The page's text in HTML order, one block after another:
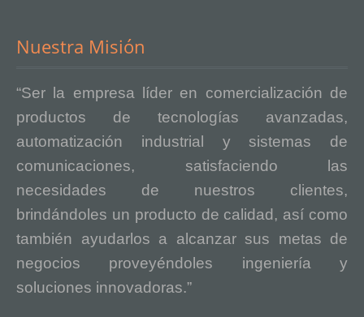
Nuestra Misión
“Ser la empresa líder en comercialización de
productos de tecnologías avanzadas,
automatización industrial y sistemas de
comunicaciones, satisfaciendo las
necesidades de nuestros clientes,
brindándoles un producto de calidad, así como
también ayudarlos a alcanzar sus metas de
negocios proveyéndoles ingeniería y
soluciones innovadoras.”